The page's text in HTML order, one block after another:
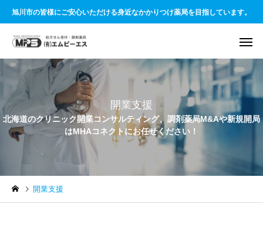
旭川市の皆様にご安心いただける身近なかかりつけ薬局を目指しています。
開業支援
北海道のクリニック開業コンサルティング、調剤薬局M&Aや新規開局
はMHAコネクトにお任せください！
開業支援